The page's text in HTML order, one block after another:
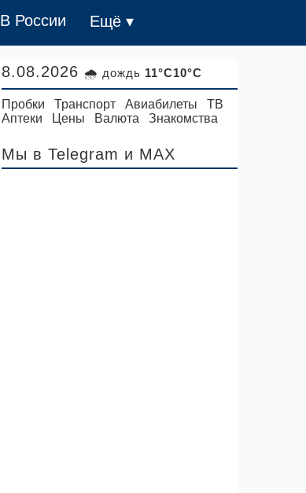
В России Ещё ▾
8.08.2026 🌧 дождь 11°C10°C
Пробки Транспорт Авиабилеты
ТВ
Аптеки
Цены Валюта Знакомства
Мы в Telegram и MAX